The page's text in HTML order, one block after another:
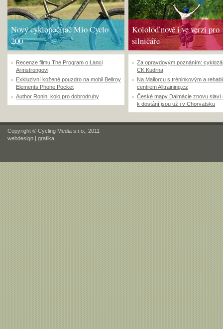
Nový cyklopočítač Mio Cyclo
200
Recenze filmu The Program o Lanci
Armstrongovi
Exkluzivní kožené pouzdro na mobil Bellroy
Elements Phone Pocket
Author Ronin: kolo pro dobrodruhy
Kololoď nově i ve verzi pro
silničáře
Za opravdovým poznáním:
CK Kudrna
Na Mallorcu s tréninkovým a
centrem Alltraining.cz
České mapy Dalmácie znovu slaví
k dostání jsou už i v Chorvatsku
Copyright © Cycling Media s.r.o., 2011
webdesign | grafika